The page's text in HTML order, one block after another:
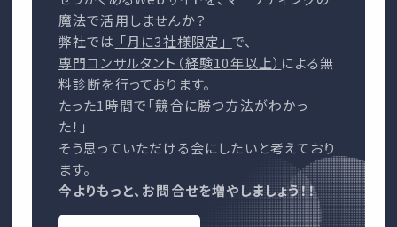
魔法で活用しませんか？
弊社では 「月に3社様限定」 で、
専門コンサルタント（経験10年以上） による無
料診断を行っております。
たった1時間で「競合に勝つ方法がわかっ
た！」
そう思っていただける会にしたいと考えており
ます。
今よりもっと、お問合せを増やしましょう！！